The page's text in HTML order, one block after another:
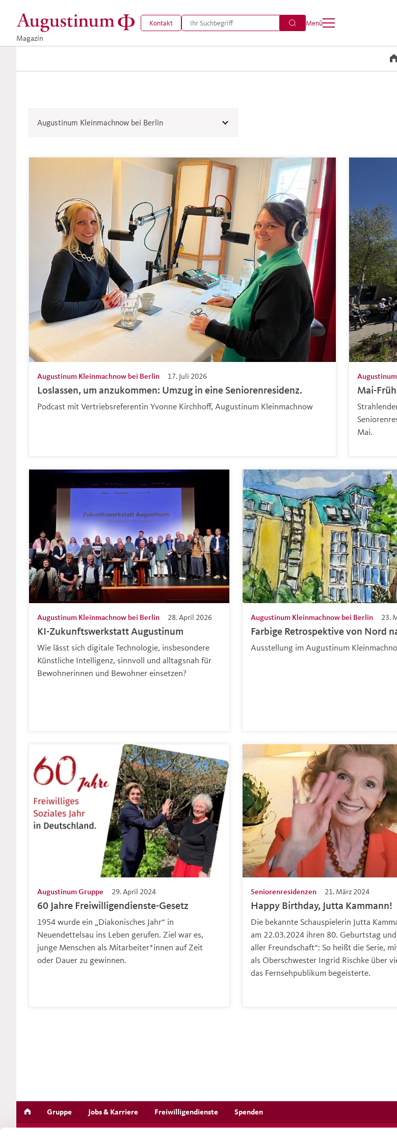
Magazin
Kontakt Menü
Augustinum Kleinmachnow bei Berlin
Loslassen, um anzukommen: Umzug in eine Seniorenresidenz.
17. Juli 2026
Augustinum Kleinmachnow bei Berlin
Podcast mit Vertriebsreferentin Yvonne Kirchhoff, Augustinum Kleinmachnow
Mai-
Mai.
KI-Zukunftswerkstatt Augustinum
28. April 2026
Augustinum Kleinmachnow bei Berlin
Wie lässt sich digitale Technologie, insbesondere
Künstliche Intelligenz, sinnvoll und alltagsnah für
Bewohnerinnen und Bewohner einsetzen?
Farbige Retrospektive von Nord
23.
Augustinum Kleinmachnow bei Berlin
Ausstellung im Augustinum
60 Jahre Freiwilligendienste-Gesetz
29. April 2024
Augustinum Gruppe
1954 wurde ein „Diakonisches Jahr“ in
Neuendettelsau ins Leben gerufen. Ziel war es,
junge Menschen als Mitarbeiter*innen auf Zeit
oder Dauer zu gewinnen.
Happy Birthday, Jutta Kammann!
21. März 2024
Seniorenresidenzen
Die bekannte Schauspielerin Jutta
am 22.03.2024 ihren 80. Geburtstag
aller Freundschaft“: So heißt die Serie,
als Oberschwester Ingrid Rischke über
das Fernsehpublikum begeisterte.
Gruppe Jobs & Karriere Freiwilligendienste Spenden